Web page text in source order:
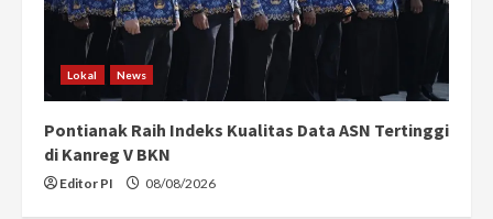
Lokal News
Pontianak Raih Indeks Kualitas Data ASN Tertinggi
di Kanreg V BKN
Editor PI 08/08/2026